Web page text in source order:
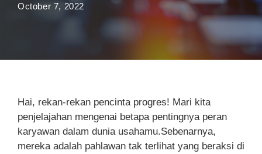
October 7, 2022
Hai, rekan-rekan pencinta progres! Mari kita
penjelajahan mengenai betapa pentingnya peran
karyawan dalam dunia usahamu.Sebenarnya,
mereka adalah pahlawan tak terlihat yang beraksi di